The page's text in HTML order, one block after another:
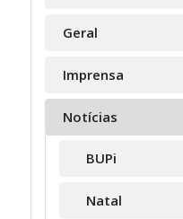
Geral
Imprensa
Notícias
BUPi
Natal